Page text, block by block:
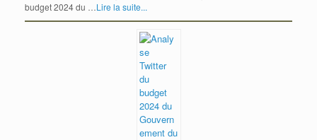
budget 2024 du …Lire la suite...